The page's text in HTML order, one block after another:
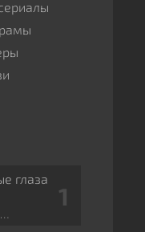
глаза